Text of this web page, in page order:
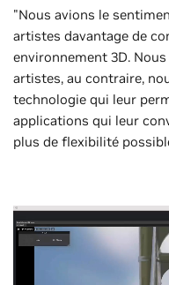
"Nous avions le
artistes davantage de
environnement 3D.
artistes, au contraire,
technologie qui leur
applications qui leur
plus de flexibilité